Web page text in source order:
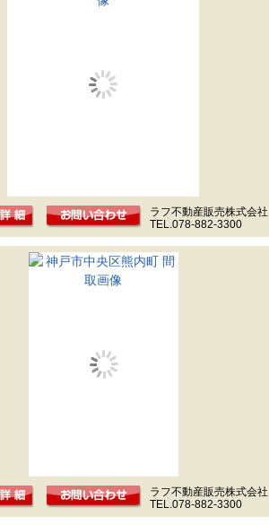
ラフ不動産販売株式会社
TEL.078-882-3300
ラフ不動産販売株式会社
TEL.078-882-3300